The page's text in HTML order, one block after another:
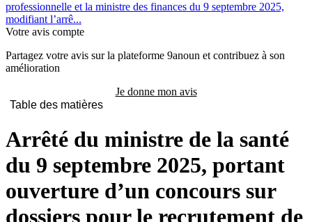
professionnelle et la ministre des finances du 9 septembre 2025,
modifiant l’arrê...
Votre avis compte
Partagez votre avis sur la plateforme 9anoun et contribuez à son
amélioration
Je donne mon avis
Table des matières
Arrêté du ministre de la santé
du 9 septembre 2025, portant
ouverture d’un concours sur
dossiers pour le recrutement de